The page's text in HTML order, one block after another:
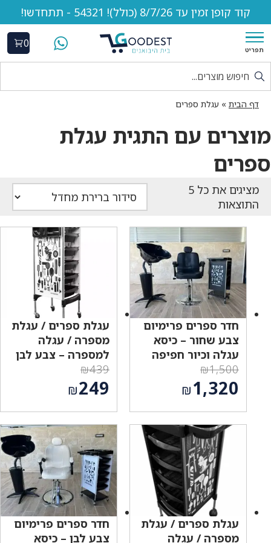
קוד קופן זמין עד 8/7/26 (כולל)! 54321 - תתחדשו!
תפריט
0
דף הבית » עגלת ספרים
מוצרים עם התגית עגלת
ספרים
התוצאות
חדר ספרים פרימיום
צבע שחור – כיסא
עגלה וכיור חפיפה
₪1,500
המחיר
המקורי
היה:
₪1,500.
₪1,320
הנוכחי
הוא:
₪1,320.
עגלת ספרים / עגלת
מספרה / עגלה
למספרה – צבע לבן
₪439
המחיר
המקורי
היה:
₪439.
₪249
הנוכחי
הוא:
₪249.
עגלת ספרים / עגלת
מספרה / עגלה
חדר ספרים פרימיום
צבע לבן – כיסא